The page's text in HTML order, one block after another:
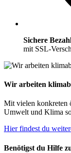
Sichere
mit SSL-
Wir arbeiten
Mit vielen konkreten
Umwelt und Klima
Hier findest du
Benötigst du Hilfe